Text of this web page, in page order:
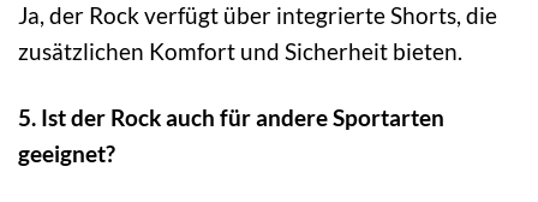
Ja, der Rock verfügt über integrierte Shorts, die
zusätzlichen Komfort und Sicherheit bieten.
5. Ist der Rock auch für andere Sportarten
geeignet?